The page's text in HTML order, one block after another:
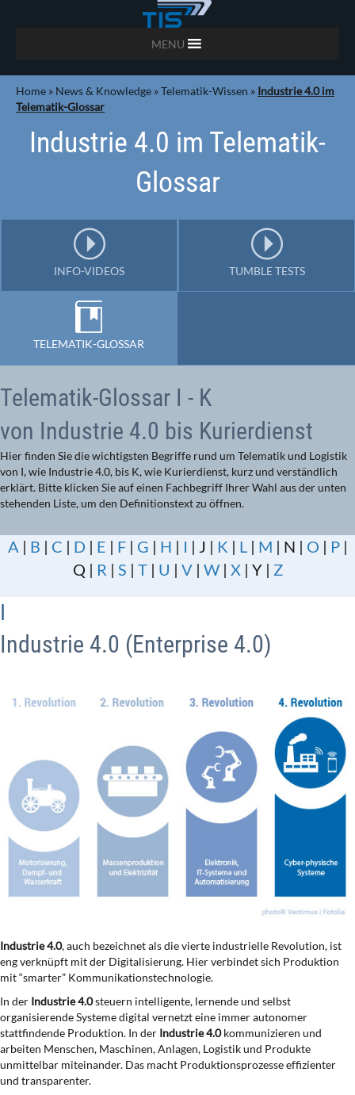
MENU
Home » News & Knowledge »Telematik-Wissen » Industrie 4.0 im
Telematik-Glossar
Industrie 4.0 im Telematik-
Glossar
INFO-VIDEOS TUMBLE TESTS
TELEMATIK-GLOSSAR
Telematik-Glossar I - K
von Industrie 4.0 bis Kurierdienst
Hier finden Sie die wichtigsten Begriffe rund um Telematik und Logistik
von I, wie Industrie 4.0, bis K, wie Kurierdienst, kurz und verständlich
erklärt. Bitte klicken Sie auf einen Fachbegriff Ihrer Wahl aus der unten
stehenden Liste, um den Definitionstext zu öffnen.
A | B | C | D | E | F| G | H | I | J | K | L| M | N | O | P|
Q | R | S | T| U | V| W| X| Y | Z
I
Industrie 4.0 (Enterprise 4.0)
Industrie 4.0, auch bezeichnet als die vierte industrielle Revolution, ist
eng verknüpft mit der Digitalisierung. Hier verbindet sich Produktion
mit “smarter” Kommunikationstechnologie.
In der Industrie 4.0steuern intelligente, lernende und selbst
organisierende Systeme digital vernetzt eine immer autonomer
stattfindende Produktion. In der Industrie 4.0kommunizieren und
arbeiten Menschen, Maschinen, Anlagen, Logistik und Produkte
unmittelbar miteinander. Das macht Produktionsprozesse effizienter
und transparenter.